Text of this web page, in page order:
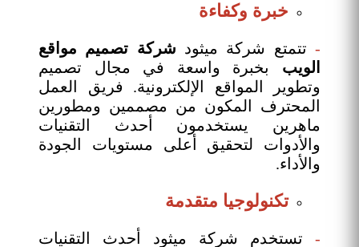
خبرة وكفاءة
- تتمتع شركة ميثود شركة تصميم مواقع
الويب بخبرة واسعة في مجال تصميم
وتطوير المواقع الإلكترونية. فريق العمل
المحترف المكون من مصممين ومطورين
ماهرين يستخدمون أحدث التقنيات
والأدوات لتحقيق أعلى مستويات الجودة
والأداء.
تكنولوجيا متقدمة
- تستخدم شركة ميثود أحدث التقنيات